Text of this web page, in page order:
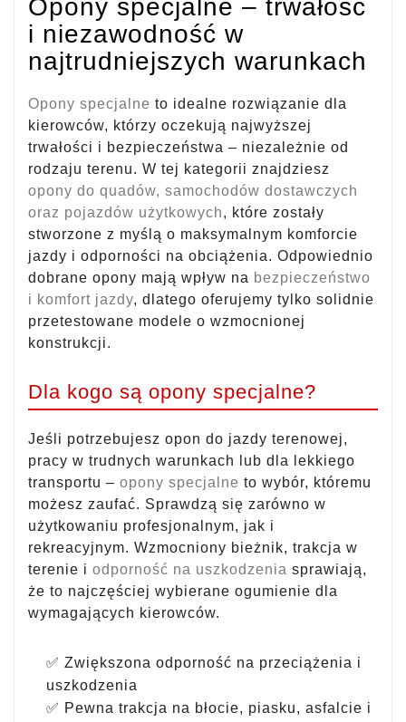
Opony specjalne – trwałość
i niezawodność w
najtrudniejszych warunkach
Opony specjalne to idealne rozwiązanie dla
kierowców, którzy oczekują najwyższej
trwałości i bezpieczeństwa – niezależnie od
rodzaju terenu. W tej kategorii znajdziesz
opony do quadów, samochodów dostawczych
oraz pojazdów użytkowych, które zostały
stworzone z myślą o maksymalnym komforcie
jazdy i odporności na obciążenia. Odpowiednio
dobrane opony mają wpływ na bezpieczeństwo
i komfort jazdy, dlatego oferujemy tylko solidnie
przetestowane modele o wzmocnionej
konstrukcji.
Dla kogo są opony specjalne?
Jeśli potrzebujesz opon do jazdy terenowej,
pracy w trudnych warunkach lub dla lekkiego
transportu – opony specjalne to wybór, któremu
możesz zaufać. Sprawdzą się zarówno w
użytkowaniu profesjonalnym, jak i
rekreacyjnym. Wzmocniony bieżnik, trakcja w
terenie i odporność na uszkodzenia sprawiają,
że to najczęściej wybierane ogumienie dla
wymagających kierowców.
✅ Zwiększona odporność na przeciążenia i
uszkodzenia
✅ Pewna trakcja na błocie, piasku, asfalcie i